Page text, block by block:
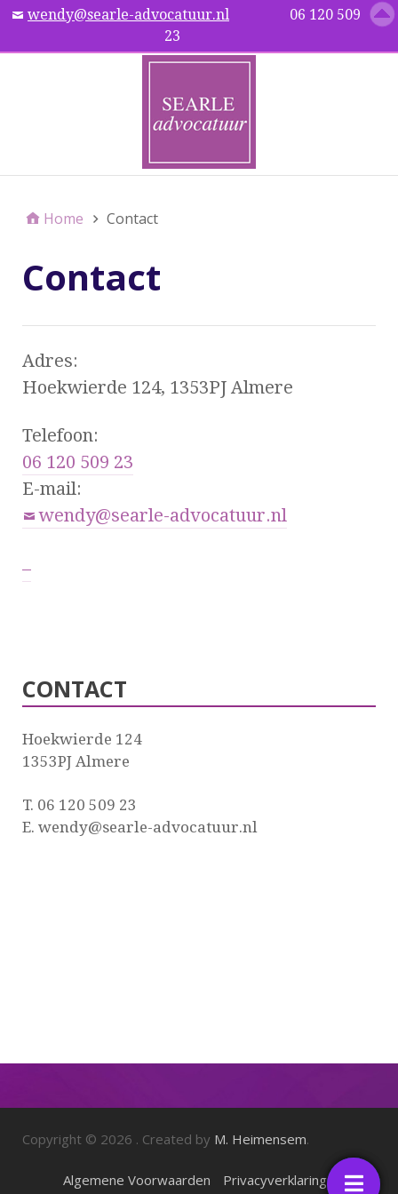
Menu
Home Contact
Contact
Adres:
Hoekwierde 124, 1353PJ Almere
Telefoon:
06 120 509 23
E-mail:
wendy@searle-advocatuur.nl
–
CONTACT
Hoekwierde 124
1353PJ Almere
T. 06 120 509 23
E. wendy@searle-advocatuur.nl
Copyright © 2026 . Created by M. Heimensem.
Algemene Voorwaarden
Privacyverklaring
Floating
button
Floating
button
wendy@searle-advocatuur.nl 06 120 509
23